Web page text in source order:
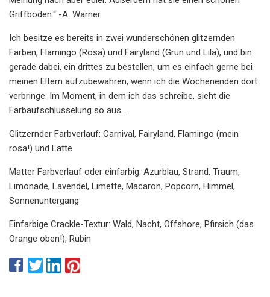
Griffboden.“ -A. Warner
Ich besitze es bereits in zwei wunderschönen glitzernden
Farben, Flamingo (Rosa) und Fairyland (Grün und Lila), und bin
gerade dabei, ein drittes zu bestellen, um es einfach gerne bei
meinen Eltern aufzubewahren, wenn ich die Wochenenden dort
verbringe. Im Moment, in dem ich das schreibe, sieht die
Farbaufschlüsselung so aus...
Glitzernder Farbverlauf: Carnival, Fairyland, Flamingo (mein
rosa!) und Latte
Matter Farbverlauf oder einfarbig: Azurblau, Strand, Traum,
Limonade, Lavendel, Limette, Macaron, Popcorn, Himmel,
Sonnenuntergang
Einfarbige Crackle-Textur: Wald, Nacht, Offshore, Pfirsich (das
Orange oben!), Rubin